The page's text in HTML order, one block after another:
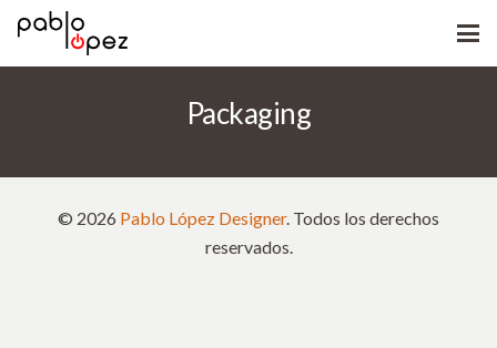
Packaging
© 2026 Pablo López Designer. Todos los derechos
reservados.